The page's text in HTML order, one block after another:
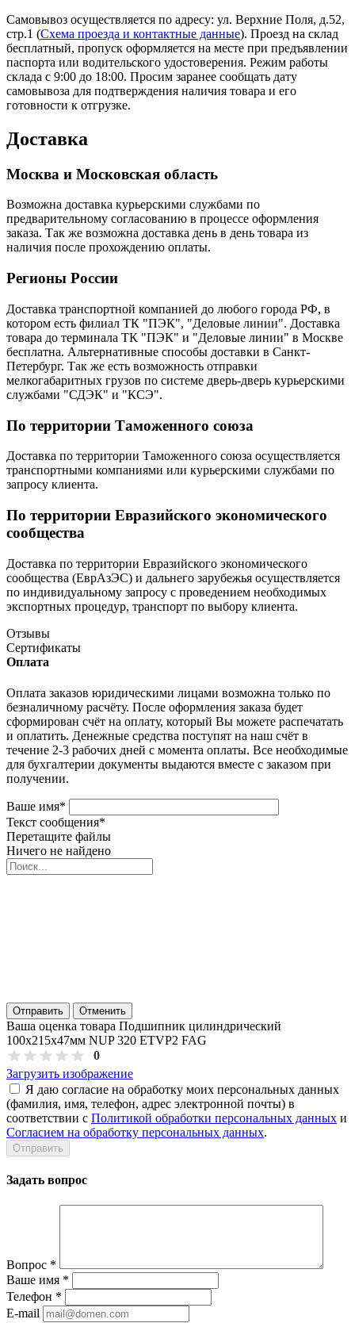
Самовывоз осуществляется по адресу: ул. Верхние Поля, д.52,
стр.1 (Схема проезда и контактные данные). Проезд на склад
бесплатный, пропуск оформляется на месте при предъявлении
паспорта или водительского удостоверения. Режим работы
склада с 9:00 до 18:00. Просим заранее сообщать дату
самовывоза для подтверждения наличия товара и его
готовности к отгрузке.
Доставка
Москва и Московская область
Возможна доставка курьерскими службами по
предварительному согласованию в процессе оформления
заказа. Так же возможна доставка день в день товара из
наличия после прохождению оплаты.
Регионы России
Доставка транспортной компанией до любого города РФ, в
котором есть филиал ТК "ПЭК", "Деловые линии". Доставка
товара до терминала ТК "ПЭК" и "Деловые линии" в Москве
бесплатна. Альтернативные способы доставки в Санкт-
Петербург. Так же есть возможность отправки
мелкогабаритных грузов по системе дверь-дверь курьерскими
службами "СДЭК" и "КСЭ".
По территории Таможенного союза
Доставка по территории Таможенного союза осуществляется
транспортными компаниями или курьерскими службами по
запросу клиента.
По территории Евразийского экономического
сообщества
Доставка по территории Евразийского экономического
сообщества (ЕврАзЭС) и дальнего зарубежья осуществляется
по индивидуальному запросу с проведением необходимых
экспортных процедур, транспорт по выбору клиента.
Отзывы
Сертификаты
Оплата
Оплата заказов юридическими лицами возможна только по
безналичному расчёту. После оформления заказа будет
сформирован счёт на оплату, который Вы можете распечатать
и оплатить. Денежные средства поступят на наш счёт в
течение 2-3 рабочих дней с момента оплаты. Все необходимые
для бухгалтерии документы выдаются вместе с заказом при
получении.
Ваше имя*
Текст сообщения*
Перетащите файлы
Ничего не найдено
Отправить Отменить
Ваша оценка товара Подшипник цилиндрический
100х215х47мм NUP 320 ETVP2 FAG
0
Загрузить изображение
Я даю согласие на обработку моих персональных данных
(фамилия, имя, телефон, адрес электронной почты) в
соответствии с Политикой обработки персональных данных и
Согласием на обработку персональных данных.
Задать вопрос
Вопрос *
Ваше имя *
Телефон *
E-mail